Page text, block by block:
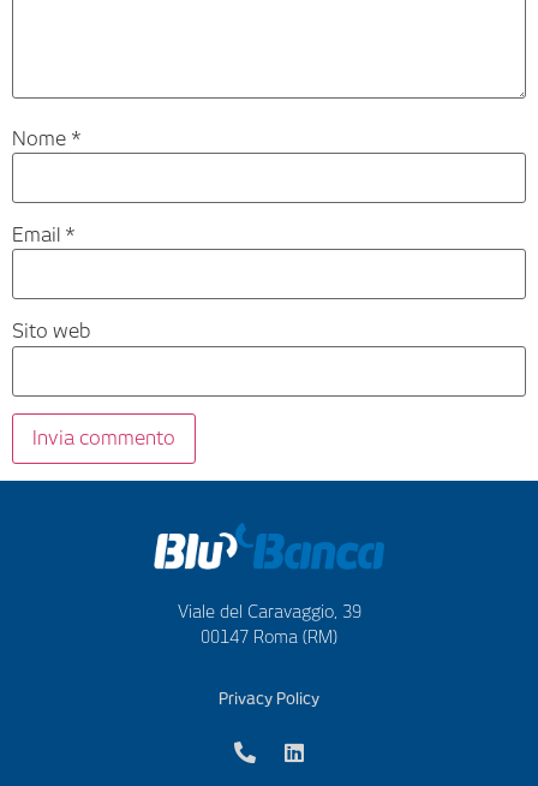
Nome *
Email *
Sito web
Viale del Caravaggio, 39
00147 Roma (RM)
Privacy Policy